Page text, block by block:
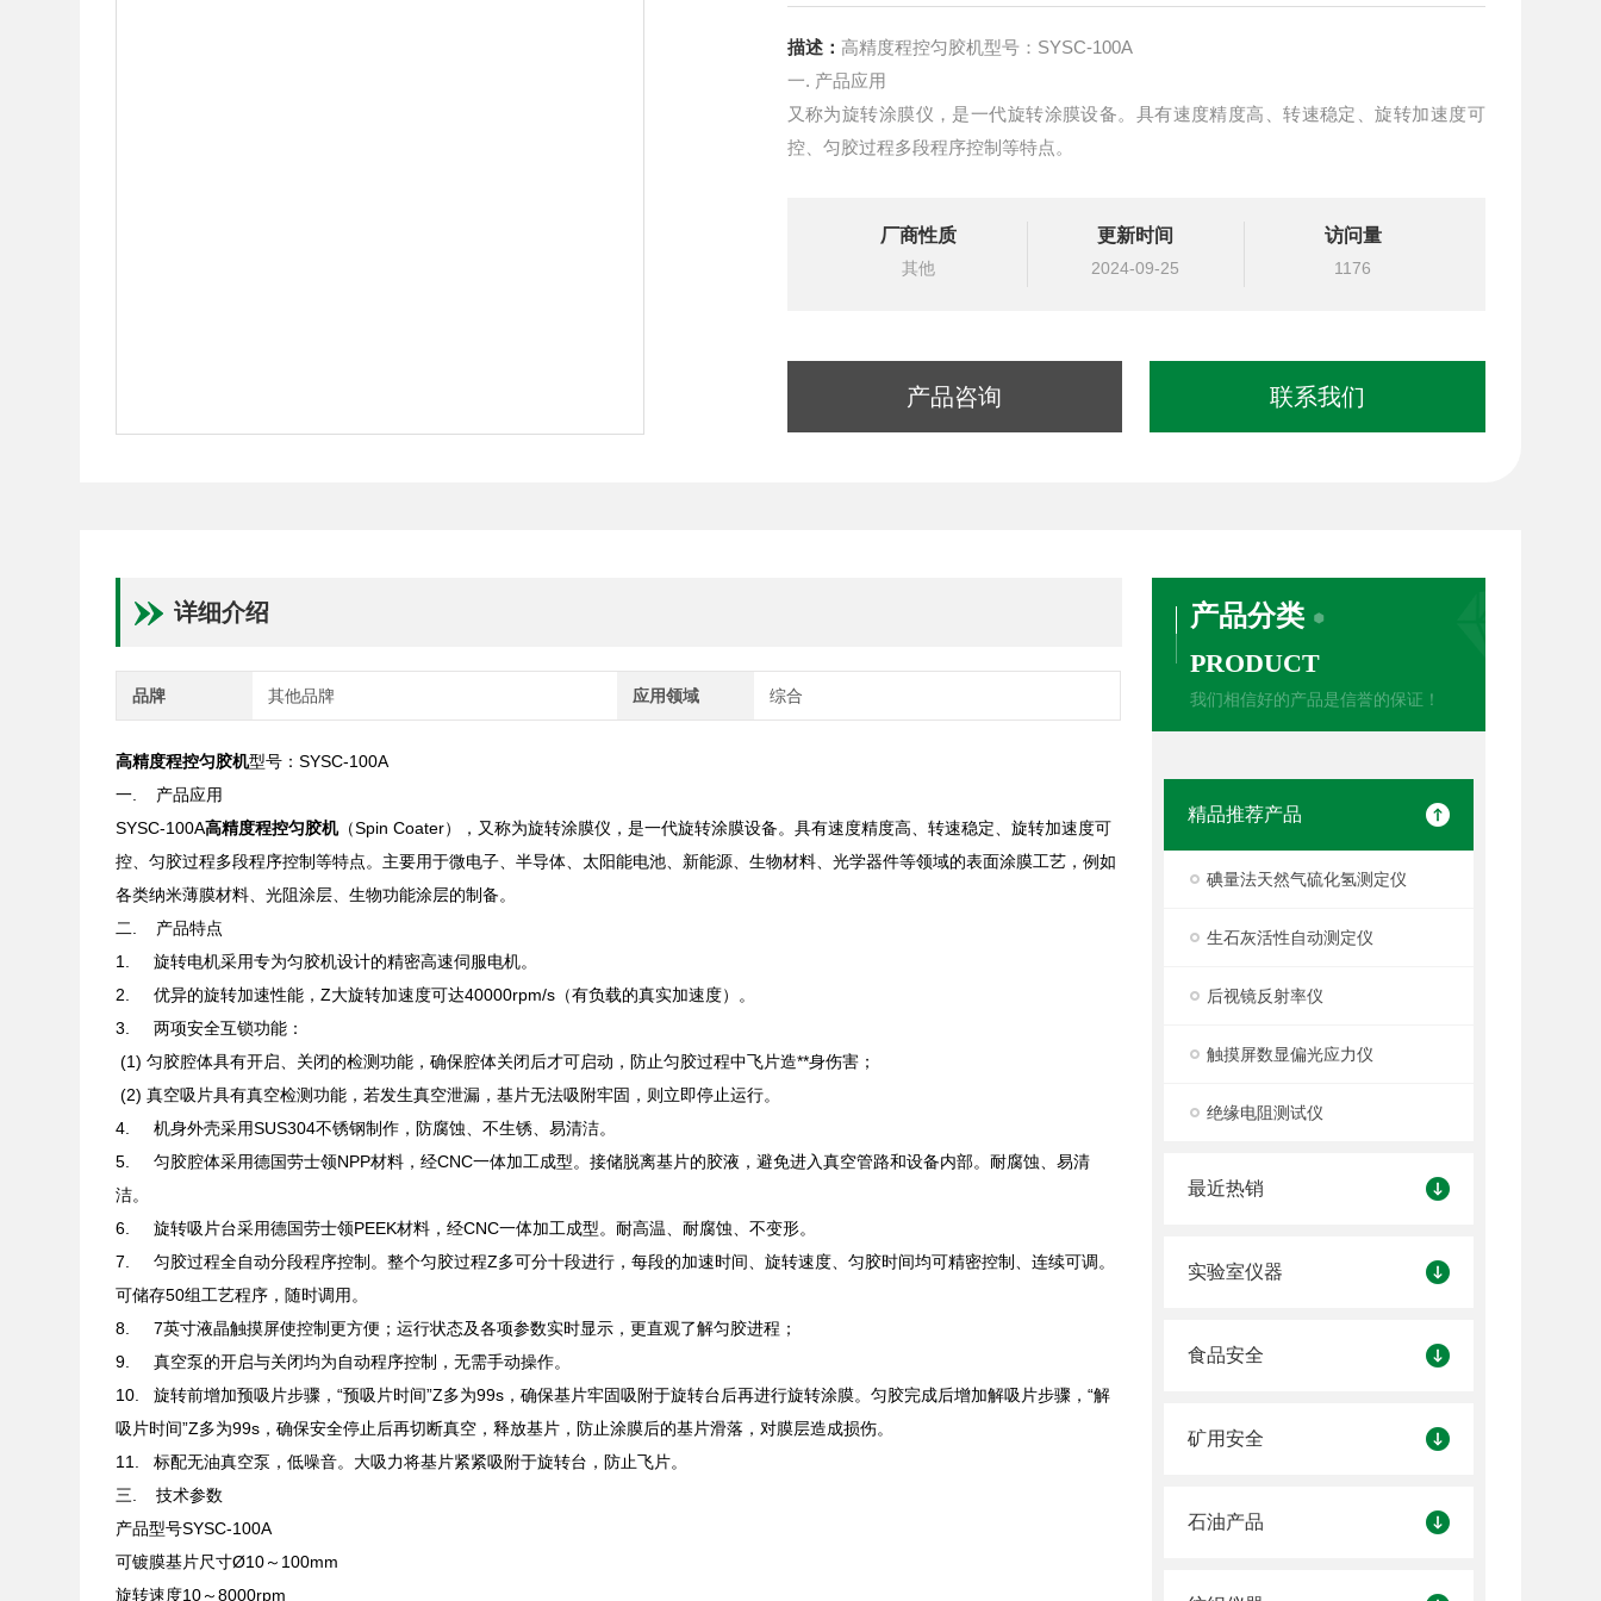
描述： 高精度程控匀胶机型号：SYSC-100A
一. 产品应用
又称为旋转涂膜仪，是一代旋转涂膜设备。具有速度精度高、转速稳定、旋转加速度可
控、匀胶过程多段程序控制等特点。
厂商性质
其他
更新时间
2024-09-25
访问量
1176
产品咨询 联系我们
产品分类
PRODUCT
我们相信好的产品是信誉的保证！
精品推荐产品
碘量法天然气硫化氢测定仪
生石灰活性自动测定仪
后视镜反射率仪
触摸屏数显偏光应力仪
绝缘电阻测试仪
最近热销
实验室仪器
食品安全
矿用安全
石油产品
详细介绍
品牌 其他品牌 应用领域 综合
高精度程控匀胶机型号：SYSC-100A
一. 产品应用
SYSC-100A高精度程控匀胶机（Spin Coater），又称为旋转涂膜仪，是一代旋转涂膜设备。具有速度精度高、转速稳定、旋转加速度可
控、匀胶过程多段程序控制等特点。主要用于微电子、半导体、太阳能电池、新能源、生物材料、光学器件等领域的表面涂膜工艺，例如
各类纳米薄膜材料、光阻涂层、生物功能涂层的制备。
二. 产品特点
1. 旋转电机采用专为匀胶机设计的精密高速伺服电机。
2. 优异的旋转加速性能，Z大旋转加速度可达40000rpm/s（有负载的真实加速度）。
3. 两项安全互锁功能：
(1) 匀胶腔体具有开启、关闭的检测功能，确保腔体关闭后才可启动，防止匀胶过程中飞片造**身伤害；
(2) 真空吸片具有真空检测功能，若发生真空泄漏，基片无法吸附牢固，则立即停止运行。
4. 机身外壳采用SUS304不锈钢制作，防腐蚀、不生锈、易清洁。
5. 匀胶腔体采用德国劳士领NPP材料，经CNC一体加工成型。接储脱离基片的胶液，避免进入真空管路和设备内部。耐腐蚀、易清
洁。
6. 旋转吸片台采用德国劳士领PEEK材料，经CNC一体加工成型。耐高温、耐腐蚀、不变形。
7. 匀胶过程全自动分段程序控制。整个匀胶过程Z多可分十段进行，每段的加速时间、旋转速度、匀胶时间均可精密控制、连续可调。
可储存50组工艺程序，随时调用。
8. 7英寸液晶触摸屏使控制更方便；运行状态及各项参数实时显示，更直观了解匀胶进程；
9. 真空泵的开启与关闭均为自动程序控制，无需手动操作。
10. 旋转前增加预吸片步骤，“预吸片时间”Z多为99s，确保基片牢固吸附于旋转台后再进行旋转涂膜。匀胶完成后增加解吸片步骤，“解
吸片时间”Z多为99s，确保安全停止后再切断真空，释放基片，防止涂膜后的基片滑落，对膜层造成损伤。
11. 标配无油真空泵，低噪音。大吸力将基片紧紧吸附于旋转台，防止飞片。
三. 技术参数
产品型号SYSC-100A
可镀膜基片尺寸Ø10～100mm
旋转速度10～8000rpm